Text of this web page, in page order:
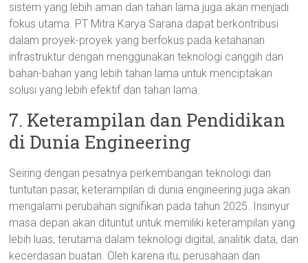
sistem yang lebih aman dan tahan lama juga akan menjadi
fokus utama. PT Mitra Karya Sarana dapat berkontribusi
dalam proyek-proyek yang berfokus pada ketahanan
infrastruktur dengan menggunakan teknologi canggih dan
bahan-bahan yang lebih tahan lama untuk menciptakan
solusi yang lebih efektif dan tahan lama.
7. Keterampilan dan Pendidikan
di Dunia Engineering
Seiring dengan pesatnya perkembangan teknologi dan
tuntutan pasar, keterampilan di dunia engineering juga akan
mengalami perubahan signifikan pada tahun 2025. Insinyur
masa depan akan dituntut untuk memiliki keterampilan yang
lebih luas, terutama dalam teknologi digital, analitik data, dan
kecerdasan buatan. Oleh karena itu, perusahaan dan